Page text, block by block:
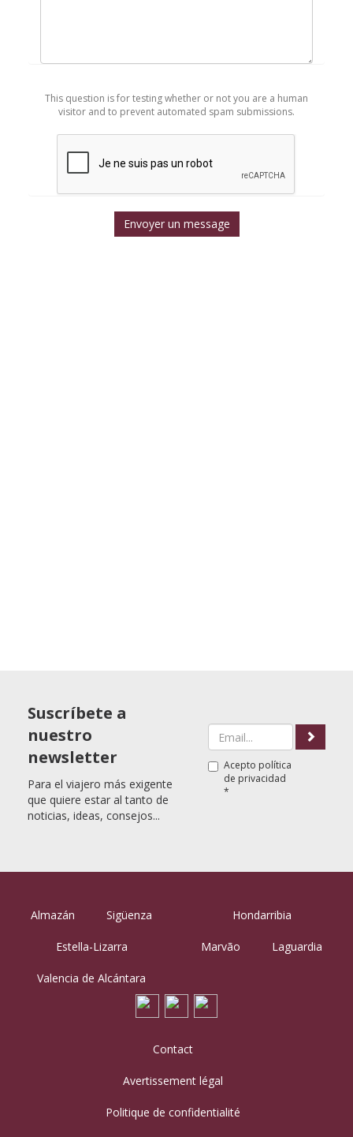
This question is for testing whether or not you are a human
visitor and to prevent automated spam submissions.
Envoyer un message
Suscríbete a
nuestro
newsletter
Para el viajero más exigente
que quiere estar al tanto de
noticias, ideas, consejos...
Acepto política
de privacidad
*
Almazán Sigüenza
Estella-Lizarra
Valencia de Alcántara
Hondarribia
Marvão Laguardia
Contact
Avertissement légal
Politique de confidentialité